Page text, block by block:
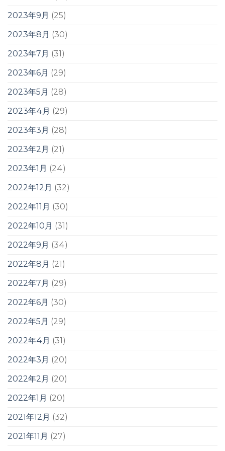
2023年9月 (25)
2023年8月 (30)
2023年7月 (31)
2023年6月 (29)
2023年5月 (28)
2023年4月 (29)
2023年3月 (28)
2023年2月 (21)
2023年1月 (24)
2022年12月 (32)
2022年11月 (30)
2022年10月 (31)
2022年9月 (34)
2022年8月 (21)
2022年7月 (29)
2022年6月 (30)
2022年5月 (29)
2022年4月 (31)
2022年3月 (20)
2022年2月 (20)
2022年1月 (20)
2021年12月 (32)
2021年11月 (27)